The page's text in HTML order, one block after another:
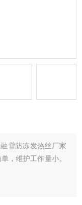
雪防冻发热丝厂家
，维护工作量小。